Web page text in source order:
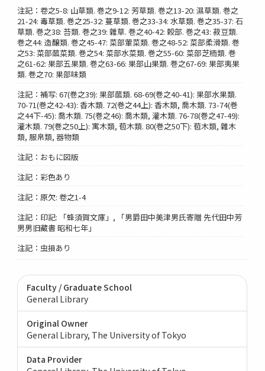
注記：卷之5-8: 山草類. 巻之9-12: 芳草類. 巻之13-20: 濕草類. 巻之
21-24: 毒草類. 巻之25-32: 蔓草類. 巻之33-34: 水草類. 巻之35-37: 石
草類. 巻之38: 苔類. 巻之39: 雜草. 巻之40-42: 穀部. 巻之43: 菽豆類.
巻之44: 造醸類. 巻之45-47: 菜部葷菜類. 巻之48-52: 菜部柔滑類. 巻
之53: 菜部蓏菜類. 巻之54: 菜部水菜類. 巻之55-60: 菜部芝栭類. 巻
之61-62: 果部五果類. 巻之63-66: 果部山果類. 巻之67-69: 果部夷果
類. 巻之70: 果部味類
注記：補写: 67(巻之39): 果部蓏類. 68-69(巻之40-41): 果部水果類.
70-71(巻之42-43): 香木類. 72(巻之44上): 香木類, 喬木類. 73-74(巻
之44下-45): 喬木類. 75(巻之46): 喬木類, 灌木類. 76-78(巻之47-49):
灌木類. 79(巻之50上): 寓木類, 苞木類. 80(巻之50下): 苞木類, 雜木
類, 服帛類, 器物類
注記：おもに図版
注記：彩色あり
注記：原欠: 卷之1-4
注記：印記: 「蜂須賀文庫」, 「男爵田中美津男氏寄贈 先代田中芳
男男旧藏書 昭和七年」
注記：虫損あり
Faculty / Graduate School
General Library
Original Owner
General Library, The University of Tokyo
Data Provider